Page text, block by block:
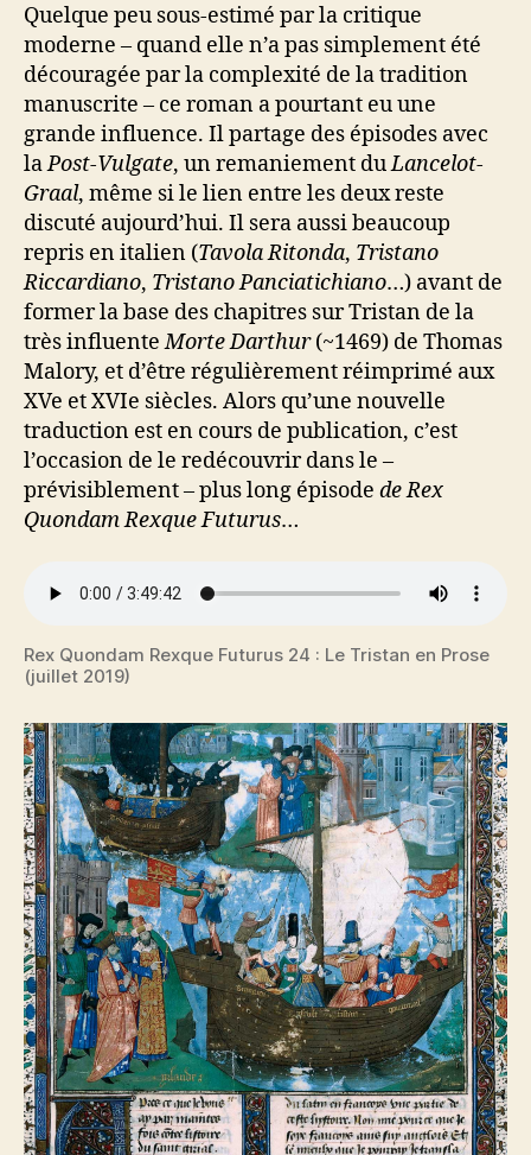
Quelque peu sous-estimé par la critique
moderne – quand elle n’a pas simplement été
découragée par la complexité de la tradition
manuscrite – ce roman a pourtant eu une
grande influence. Il partage des épisodes avec
laPost-Vulgate, un remaniement duLancelot-
Graal, même si le lien entre les deux reste
discuté aujourd’hui. Il sera aussi beaucoup
repris en italien (Tavola Ritonda, Tristano
Riccardiano, Tristano Panciatichiano…) avant de
former la base des chapitres sur Tristan de la
très influenteMorte Darthur(~1469) de Thomas
Malory, et d’être régulièrement réimprimé aux
XVe et XVIe siècles. Alors qu’une nouvelle
traduction est en cours de publication, c’est
l’occasion de le redécouvrir dans le –
prévisiblement – plus long épisode de Rex
Quondam Rexque Futurus…
Rex Quondam Rexque Futurus 24 : Le Tristan en Prose
(juillet 2019)